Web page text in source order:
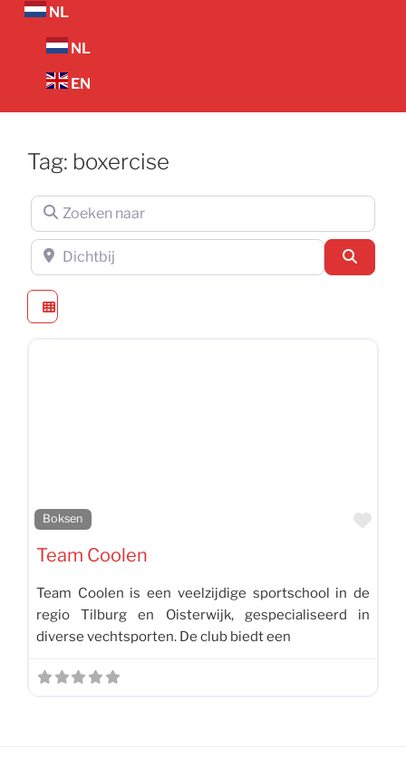
NL
NL
EN
Tag: boxercise
Zoeken naar
Dichtbij
Boksen
Team Coolen
Team Coolen is een veelzijdige sportschool in de
regio Tilburg en Oisterwijk, gespecialiseerd in
diverse vechtsporten. De club biedt een